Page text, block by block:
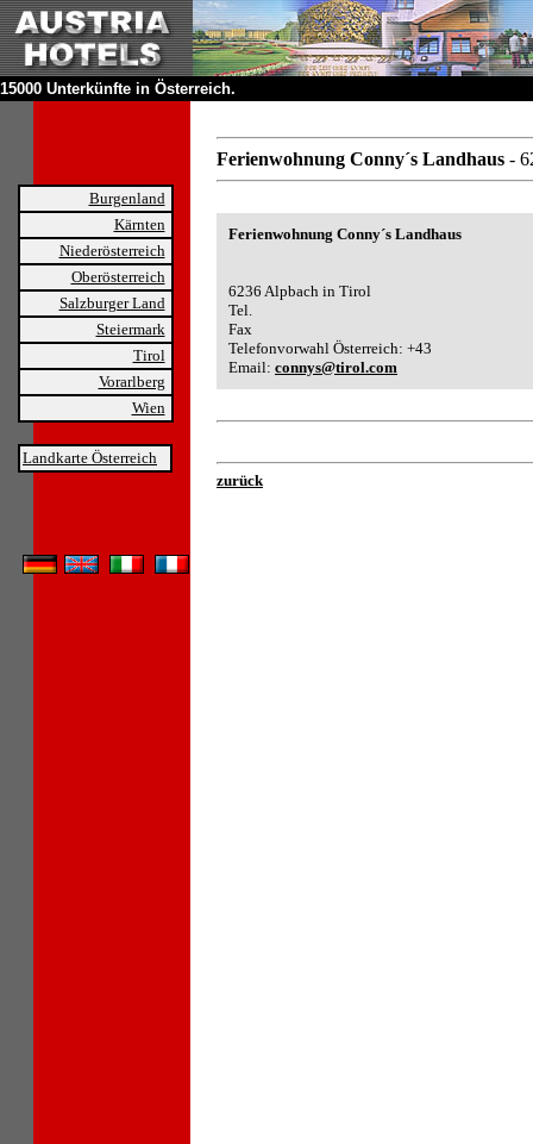
15000 Unterkünfte in Österreich.
Burgenland
Kärnten
Niederösterreich
Oberösterreich
Salzburger Land
Steiermark
Tirol
Vorarlberg
Wien
Landkarte Österreich
Ferienwohnung Conny´s Landhaus -
Ferienwohnung Conny´s Landhaus
6236 Alpbach in Tirol
Tel.
Fax
Telefonvorwahl Österreich: +43
Email: connys@tirol.com
zurück